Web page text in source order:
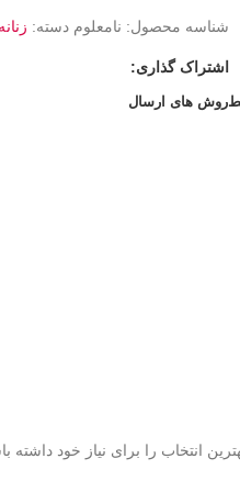
شناسه محصول: نامعلوم دسته: زنانه
اشتراک گذاری:
روش های ارسال
انتخاب را برای نیاز خود داشته